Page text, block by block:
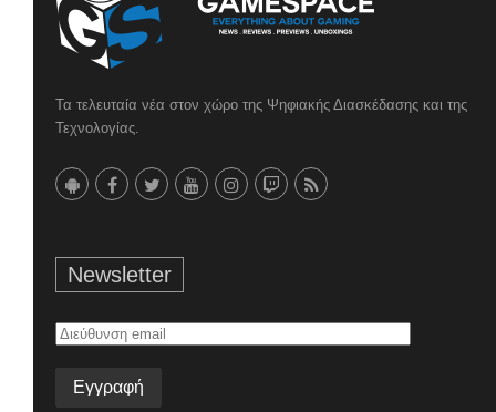
Τα τελευταία νέα στον χώρο της Ψηφιακής Διασκέδασης και της
Τεχνολογίας.
Newsletter
Διεύθυνση